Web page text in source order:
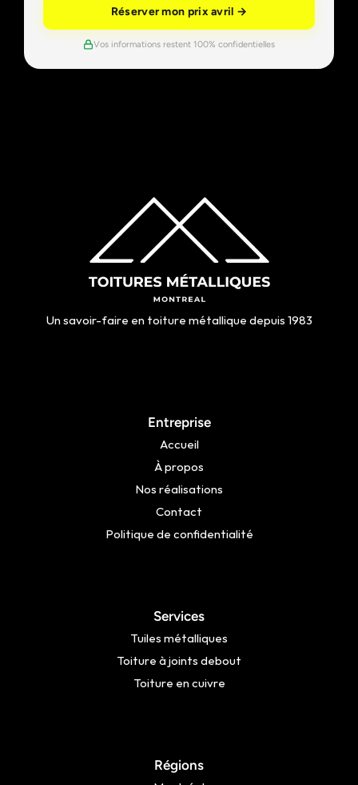
Réserver mon prix avril →
Vos informations restent 100% confidentielles
Un savoir-faire en toiture métallique depuis 1983
Entreprise
Accueil
À propos
Nos réalisations
Contact
Politique de confidentialité
Services
Tuiles métalliques
Toiture à joints debout
Toiture en cuivre
Régions